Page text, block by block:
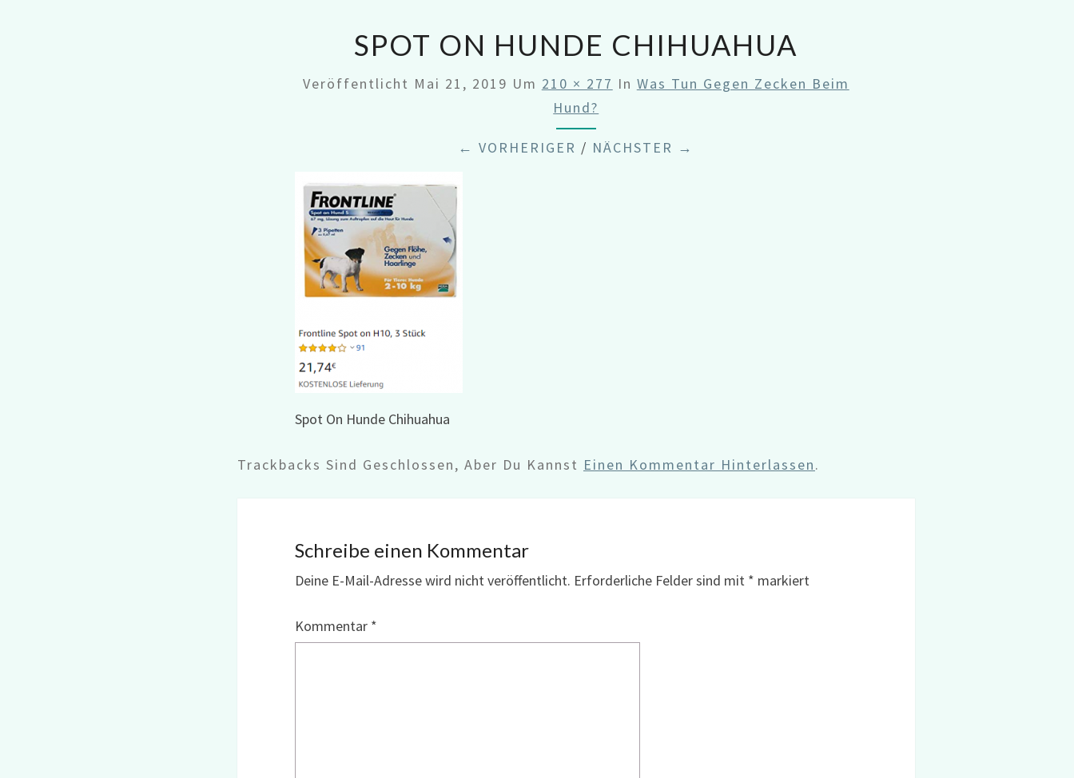
SPOT ON HUNDE CHIHUAHUA
Veröffentlicht Mai 21, 2019 Um 210 × 277 In Was Tun Gegen Zecken Beim
Hund?
← VORHERIGER / NÄCHSTER →
Spot On Hunde Chihuahua
Trackbacks Sind Geschlossen, Aber Du Kannst Einen Kommentar Hinterlassen.
Schreibe einen Kommentar
Deine E-Mail-Adresse wird nicht veröffentlicht. Erforderliche Felder sind mit * markiert
Kommentar *